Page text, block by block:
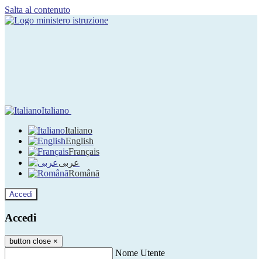
Salta al contenuto
Italiano
Italiano
English
Français
عربى
Română
Accedi
Accedi
button close ×
Nome Utente